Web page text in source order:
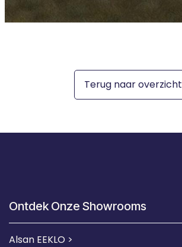
Terug naar overzicht
Ontdek Onze Showrooms
Alsan EEKLO >